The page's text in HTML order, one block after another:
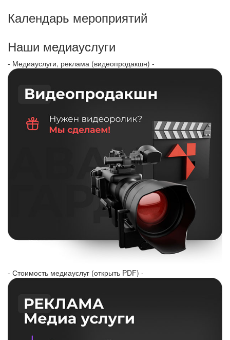
Календарь мероприятий
Наши медиауслуги
- Медиауслуги, реклама (видеопродакшн) -
- Стоимость медиауслуг (открыть PDF) -